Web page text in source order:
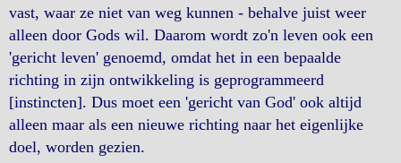
vast, waar ze niet van weg kunnen - behalve juist weer
alleen door Gods wil. Daarom wordt zo'n leven ook een
'gericht leven' genoemd, omdat het in een bepaalde
richting in zijn ontwikkeling is geprogrammeerd
[instincten]. Dus moet een 'gericht van God' ook altijd
alleen maar als een nieuwe richting naar het eigenlijke
doel, worden gezien.